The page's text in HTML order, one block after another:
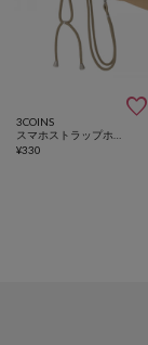

3COINS
¥330